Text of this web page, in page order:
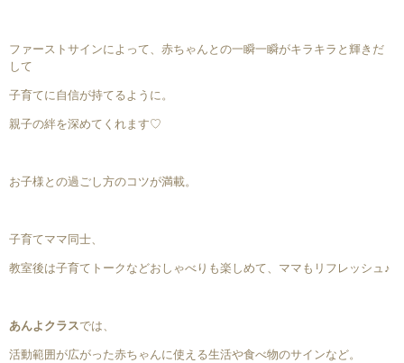
ファーストサインによって、赤ちゃんとの一瞬一瞬がキラキラと輝きだ
して
子育てに自信が持てるように。
親子の絆を深めてくれます♡
お子様との過ごし方のコツが満載。
子育てママ同士、
教室後は子育てトークなどおしゃべりも楽しめて、ママもリフレッシュ♪
あんよクラスでは、
活動範囲が広がった赤ちゃんに使える生活や食べ物のサインなど。